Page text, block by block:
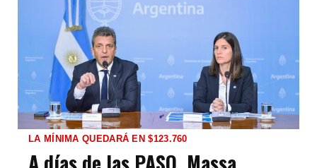
LA MÍNIMA QUEDARÁ EN $123.760